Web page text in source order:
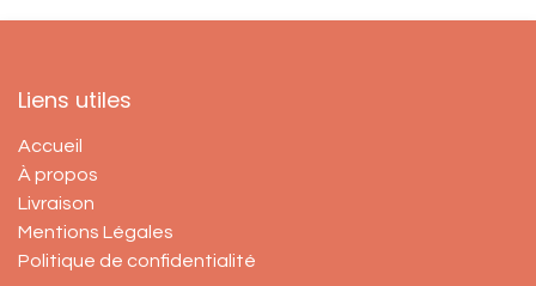
Liens utiles
Accueil
À propos
Livraison
Mentions Légales
Politique de confidentialité